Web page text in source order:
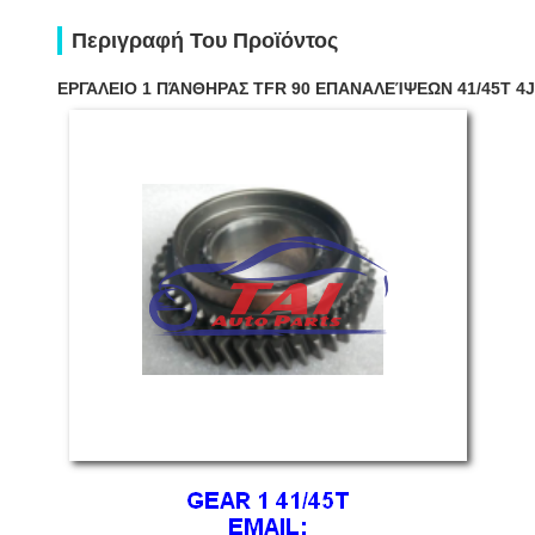
Περιγραφή Του Προϊόντος
ΕΡΓΑΛΕΙΟ 1 ΠΆΝΘΗΡΑΣ TFR 90 ΕΠΑΝΑΛΕΊΨΕΩΝ 41/45T